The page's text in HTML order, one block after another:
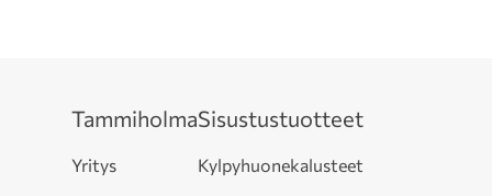
Tammiholma
Yritys
Sisustustuotteet
Kylpyhuonekalusteet